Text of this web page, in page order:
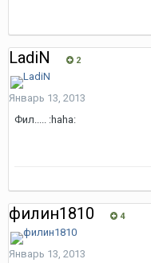
LadiN 2
Январь 13, 2013
Фил..... :haha:
филин1810 4
Январь 13, 2013